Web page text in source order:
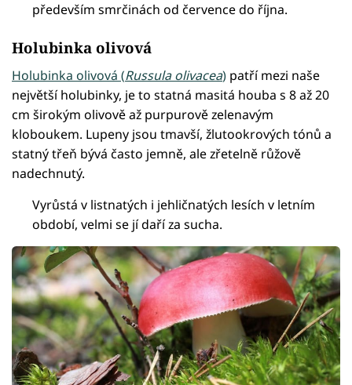
především smrčinách od července do října.
Holubinka olivová
Holubinka olivová (Russula olivacea) patří mezi naše
největší holubinky, je to statná masitá houba s 8 až 20
cm širokým olivově až purpurově zelenavým
kloboukem. Lupeny jsou tmavší, žlutookrových tónů a
statný třeň bývá často jemně, ale zřetelně růžově
nadechnutý.
Vyrůstá v listnatých i jehličnatých lesích v letním
období, velmi se jí daří za sucha.